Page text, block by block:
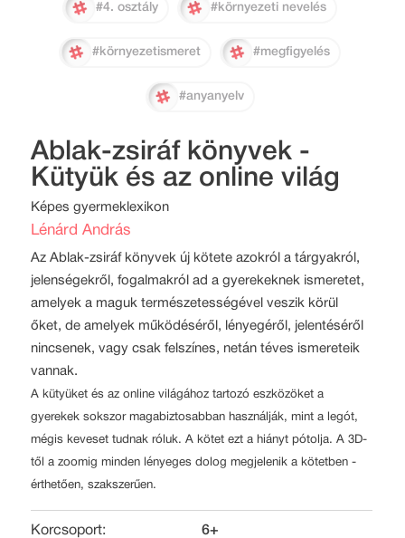
#4. osztály #környezeti nevelés
#környezetismeret #megfigyelés
#anyanyelv
Ablak-zsiráf könyvek -
Kütyük és az online világ
Képes gyermeklexikon
Lénárd András
Az Ablak-zsiráf könyvek új kötete azokról a tárgyakról,
jelenségekről, fogalmakról ad a gyerekeknek ismeretet,
amelyek a maguk természetességével veszik körül
őket, de amelyek működéséről, lényegéről, jelentéséről
nincsenek, vagy csak felszínes, netán téves ismereteik
vannak.
A kütyüket és az online világához tartozó eszközöket a
gyerekek sokszor magabiztosabban használják, mint a legót,
mégis keveset tudnak róluk. A kötet ezt a hiányt pótolja. A 3D-
től a zoomig minden lényeges dolog megjelenik a kötetben -
érthetően, szakszerűen.
Korcsoport:
6+